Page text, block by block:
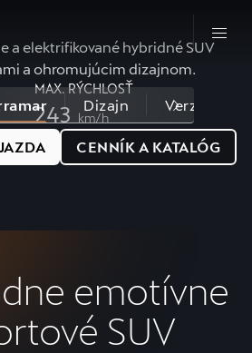
Dizajn Verzie a
a elektrifikované hybridné SUV
a ohromujúcim dizajnom.
MAX. RÝCHLOSŤ
243 km/h
CENNÍK A KATALÓG
emotívne
SUV